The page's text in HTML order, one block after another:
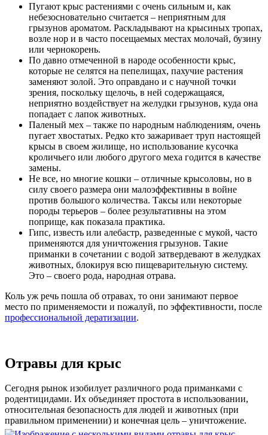
Пугают крыс растениями с очень сильным и, как
небезосновательно считается – неприятным для
грызунов ароматом. Раскладывают на крысиных тропах,
возле нор и в часто посещаемых местах молочай, бузину
или чернокорень.
По давно отмеченной в народе особенности крыс,
которые не селятся на пепелищах, пахучие растения
заменяют золой. Это оправдано и с научной точки
зрения, поскольку щелочь, в ней содержащаяся,
неприятно воздействует на желудки грызунов, куда она
попадает с лапок животных.
Паленый мех – также по народным наблюдениям, очень
пугает хвостатых. Редко кто зажаривает труп настоящей
крысы в своем жилище, но использование кусочка
кроличьего или любого другого меха годится в качестве
замены.
Не все, но многие кошки – отличные крысоловы, но в
силу своего размера они малоэффективны в войне
против большого количества. Таксы или некоторые
породы терьеров – более результативны на этом
поприще, как показала практика.
Гипс, известь или алебастр, разведенные с мукой, часто
применяются для уничтожения грызунов. Такие
приманки в сочетании с водой затвердевают в желудках
животных, блокируя всю пищеварительную систему.
Это – своего рода, народная отрава.
Коль уж речь пошла об отравах, то они занимают первое
место по применяемости и пожалуй, по эффективности, после
профессиональной дератизации.
Отравы для крыс
Сегодня рынок изобилует различного рода приманками с
родентицидами. Их объединяет простота в использовании,
относительная безопасность для людей и животных (при
правильном применении) и конечная цель – уничтожение.